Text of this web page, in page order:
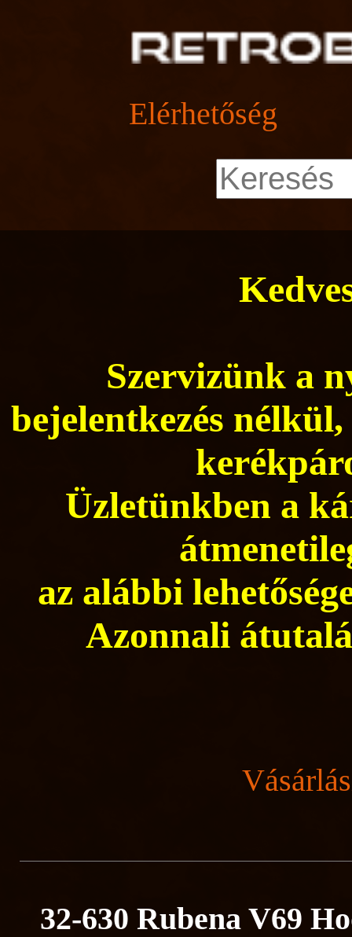
Elérhetőség
Szervizünk a
bejelentkezés
Üzletünkben a
az alábbi
Azonnali
32-630 Rubena V69